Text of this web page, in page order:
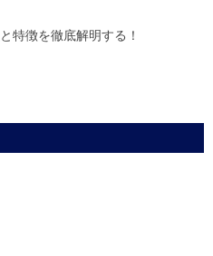
特徴を徹底解明する！